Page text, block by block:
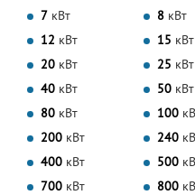
7 кВт 8 кВт
12 кВт 15 кВт
20 кВт 25 кВт
40 кВт 50 кВт
80 кВт 100
200 кВт 240
400 кВт 500
700 кВт 800